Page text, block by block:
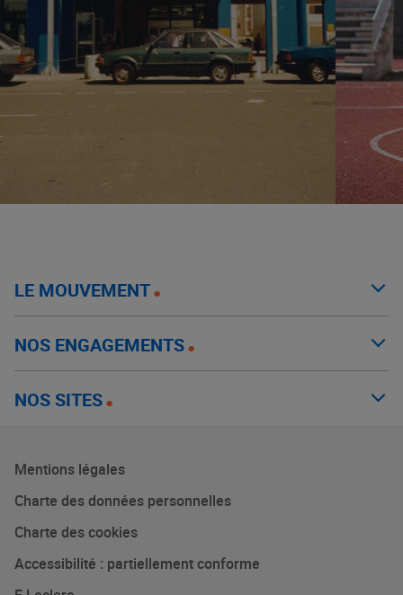
LE MOUVEMENT
NOS ENGAGEMENTS
NOS SITES
Mentions légales
Charte des données personnelles
Charte des cookies
Accessibilité : partiellement conforme